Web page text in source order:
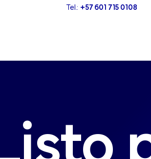
Tel.: +57 601 715 0108